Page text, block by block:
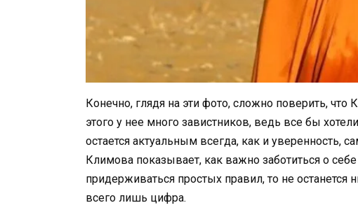
Конечно, глядя на эти фото, сложно поверить,
этого у нее много завистников, ведь все бы
остается актуальным всегда, как и уверенность,
Климова показывает, как важно заботиться о
придерживаться простых правил, то не останется
всего лишь цифра.